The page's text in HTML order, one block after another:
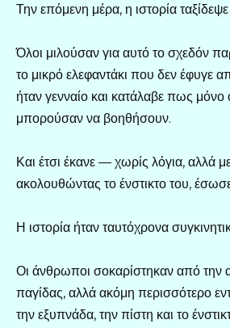
Την επόμενη μέρα, η ιστορία ταξίδεψε
Όλοι μιλούσαν για αυτό το σχεδόν
το μικρό ελεφαντάκι που δεν έφυγε
ήταν γενναίο και κατάλαβε πως μόνο
μπορούσαν να βοηθήσουν.
Και έτσι έκανε — χωρίς λόγια, αλλά
ακολουθώντας το ένστικτο του,
Η ιστορία ήταν ταυτόχρονα
Οι άνθρωποι σοκαρίστηκαν από την
παγίδας, αλλά ακόμη περισσότερο
την εξυπνάδα, την πίστη και το